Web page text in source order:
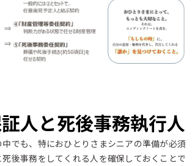
人と死後事務執行人
でも、特におひとりさまシニアの準備が必須
後事務をしてくれる人を確保しておくことで